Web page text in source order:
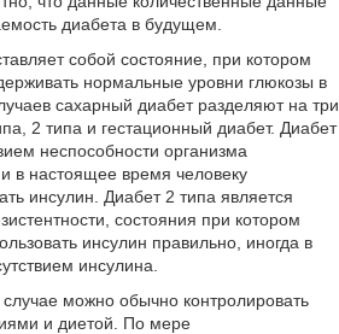
диабета в будущем.
собой состояние, при котором
нормальные уровни глюкозы в
сахарный диабет разделяют на три
2 типа и гестационный диабет. Диабет
неспособности организма
в настоящее время человеку
инсулин. Диабет 2 типа является
состояния при котором
инсулин правильно, иногда в
инсулина.
можно обычно контролировать
и диетой. По мере